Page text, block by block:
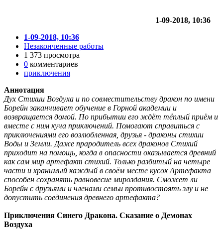
1-09-2018, 10:36
1-09-2018, 10:36
Незаконченные работы
1 373 просмотра
0 комментариев
приключения
Аннотация
Дух Стихии Воздуха и по совместительству дракон по имени
Борейн заканчивает обучение в Горной академии и
возвращается домой. По прибытии его ждёт тёплый приём и
вместе с ним куча приключений. Помогают справиться с
приключениями его возлюбленная, друзья - драконы стихии
Воды и Земли. Даже прародитель всех драконов Стихий
приходит на помощь, когда в опасности оказывается древний
как сам мир артефакт стихий. Только разбитый на четыре
части и хранимый каждый в своём месте кусок Артефакта
способен сохранять равновесие мироздания. Сможет ли
Борейн с друзьями и членами семьи противостоять злу и не
допустить соединения древнего артефакта?
Приключения Синего Дракона. Сказание о Демонах
Воздуха